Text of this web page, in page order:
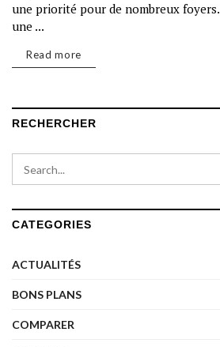
une priorité pour de nombreux foyers.
une ...
Read more
RECHERCHER
CATEGORIES
ACTUALITÉS
BONS PLANS
COMPARER